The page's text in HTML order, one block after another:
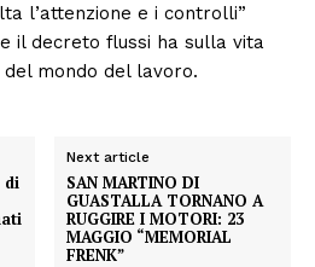
l’attenzione e i controlli”
il decreto flussi ha sulla vita
mondo del lavoro.
di
Next article
SAN MARTINO DI
GUASTALLA TORNANO A
RUGGIRE I MOTORI: 23
MAGGIO “MEMORIAL
FRENK”